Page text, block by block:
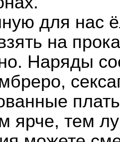
для нас
на
Наряды
ярче, тем